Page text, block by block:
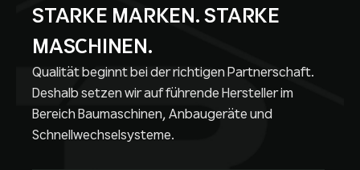
STARKE MARKEN. STARKE
MASCHINEN.
Qualität beginnt bei der richtigen Partnerschaft.
Deshalb setzen wir auf führende Hersteller im
Bereich Baumaschinen, Anbaugeräte und
Schnellwechselsysteme.